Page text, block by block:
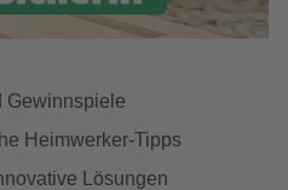
Gewinnspiele
Heimwerker-Tipps
Lösungen